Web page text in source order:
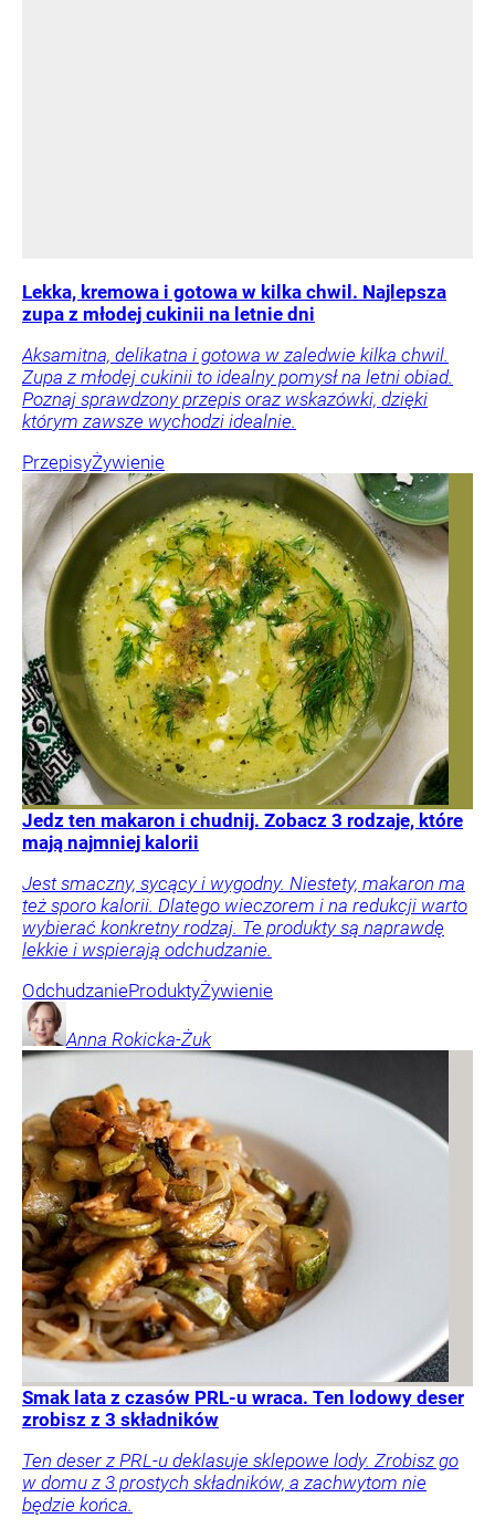
Lekka, kremowa i gotowa w kilka chwil. Najlepsza
zupa z młodej cukinii na letnie dni
Aksamitna, delikatna i gotowa w zaledwie kilka chwil.
Zupa z młodej cukinii to idealny pomysł na letni obiad.
Poznaj sprawdzony przepis oraz wskazówki, dzięki
którym zawsze wychodzi idealnie.
PrzepisyŻywienie
Jedz ten makaron i chudnij. Zobacz 3 rodzaje, które
mają najmniej kalorii
Jest smaczny, sycący i wygodny. Niestety, makaron ma
też sporo kalorii. Dlatego wieczorem i na redukcji warto
wybierać konkretny rodzaj. Te produkty są naprawdę
lekkie i wspierają odchudzanie.
OdchudzanieProduktyŻywienie
Anna Rokicka-Żuk
Smak lata z czasów PRL-u wraca. Ten lodowy deser
zrobisz z 3 składników
Ten deser z PRL-u deklasuje sklepowe lody. Zrobisz go
w domu z 3 prostych składników, a zachwytom nie
będzie końca.